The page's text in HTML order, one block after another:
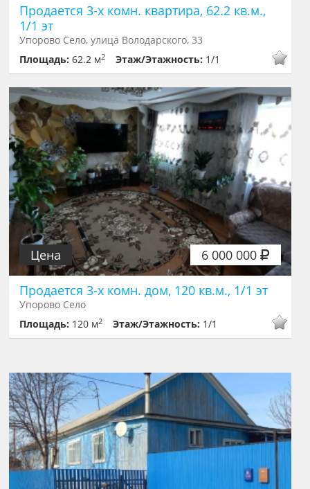
Продается 3-х комн. квартира, 62.2 кв.м.,
1/1 эт
Упорово Село, улица Володарского, 33
Площадь:62.2 м2 Этаж/Этажность: 1/1
6 000 000
Цена
Продается 3-х комн. дом, 120 кв.м., 1/1 эт
Упорово Село
Площадь: 120 м2 Этаж/Этажность: 1/1